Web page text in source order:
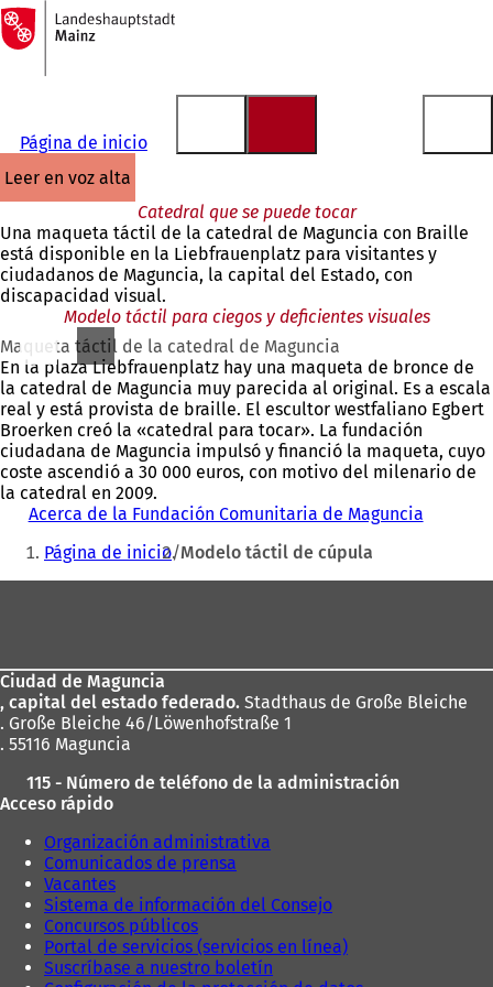
Saltar al contenido
A
la
página
Página de inicio
leer en voz alta
Catedral que se puede tocar
Una maqueta táctil de la catedral de Maguncia con Braille
está disponible en la Liebfrauenplatz para visitantes y
ciudadanos de Maguncia, la capital del Estado, con
discapacidad visual.
Modelo táctil para ciegos y deficientes visuales
Maqueta táctil de la catedral de Maguncia
En la plaza Liebfrauenplatz hay una maqueta de bronce de
la catedral de Maguncia muy parecida al original. Es a escala
real y está provista de braille. El escultor westfaliano Egbert
Broerken creó la «catedral para tocar». La fundación
ciudadana de Maguncia impulsó y financió la maqueta, cuyo
coste ascendió a 30 000 euros, con motivo del milenario de
la catedral en 2009.
Acerca de la Fundación Comunitaria de Maguncia
Estás
aquí:
Página de inicio Modelo táctil de cúpula
pies
Ciudad de Maguncia
, capital del estado federado. Stadthaus de Große Bleiche
. Große Bleiche 46/Löwenhofstraße 1
. 55116 Maguncia
115 - Número de teléfono de la administración
Acceso rápido
Organización administrativa
Comunicados de prensa
Vacantes
Sistema de información del Consejo
Concursos públicos
Portal de servicios (servicios en línea)
Suscríbase a nuestro boletín